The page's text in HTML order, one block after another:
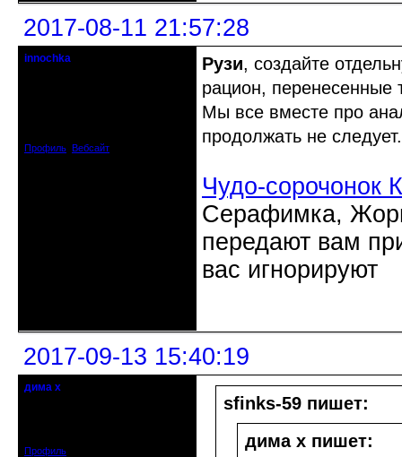
2017-08-11 21:57:28
innochka
Профиль Вебсайт
Рузи, создайте
рацион, перенесенные
Мы все вместе про
продолжать не следует.
Чудо-сорочонок
Серафимка,
передают вам
вас игнорируют
2017-09-13 15:40:19
дима х
Профиль
sfinks-59 пишет:
дима х пишет: